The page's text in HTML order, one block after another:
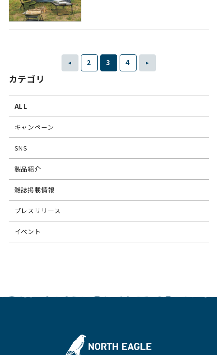
2 3 4
カテゴリ
ALL
キャンペーン
SNS
製品紹介
雑誌掲載情報
プレスリリース
イベント